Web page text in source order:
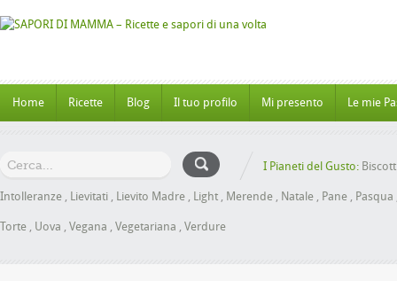
Home Ricette Blog Il tuo profilo Mi presento Le mie
I Pianeti del Gusto:
Intolleranze , Lievitati , Lievito Madre , Light , Merende , Natale , Pane , Pasqua
Torte , Uova , Vegana , Vegetariana , Verdure